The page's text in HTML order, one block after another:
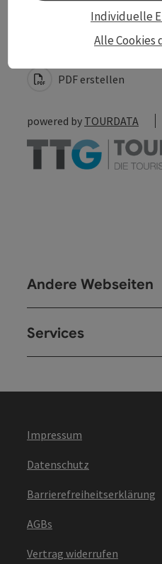
Beitrag merken
zum Merkzettel
PDF erstellen
powered by TOURDATA
Andere Webseiten
Services
Impressum
Datenschutz
Barrierefreiheitserklärung
AGBs
Vertrag widerrufen
Alle Cookies
Individuelle